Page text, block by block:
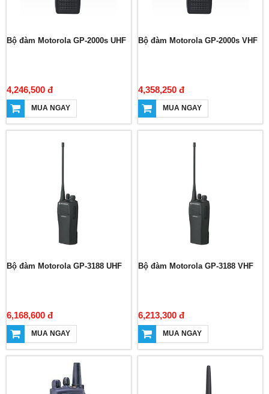
Bộ đàm Motorola GP-2000s UHF
4,246,500 đ
MUA NGAY
Bộ đàm Motorola GP-2000s VHF
4,358,250 đ
MUA NGAY
Bộ đàm Motorola GP-3188 UHF
6,168,600 đ
MUA NGAY
Bộ đàm Motorola GP-3188 VHF
6,213,300 đ
MUA NGAY